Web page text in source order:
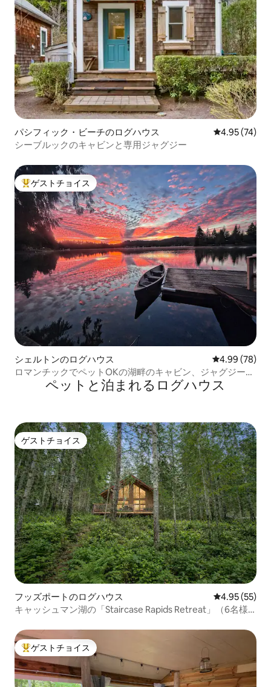
パシフィック・ビーチのログハウス レビュー74
4.95 (74)
シーブルックのキャビンと専用ジャグジー
大好評のゲストチョイスです。
ゲストチョイス
シェルトンのログハウス レビュー78
4.99 (78)
ロマンチックでペットOKの湖畔のキャビン、ジャグジー付
ペットと泊まれるログハウス
ゲストチョイス
ゲストチョイス
フッズポートのログハウス レビュー55
4.95 (55)
キャッシュマン湖の「Staircase Rapids Retreat」（6名様
大好評のゲストチョイスです。
ゲストチョイス